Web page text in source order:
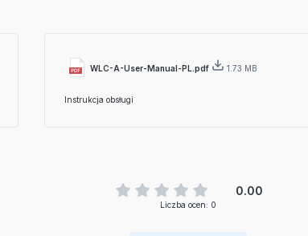
WLC-A-User-Manual-PL.pdf 1.73 MB
Instrukcja obsługi
0.00
Liczba ocen: 0